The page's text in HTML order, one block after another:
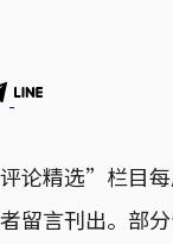
论精选”栏目
留言刊出。部